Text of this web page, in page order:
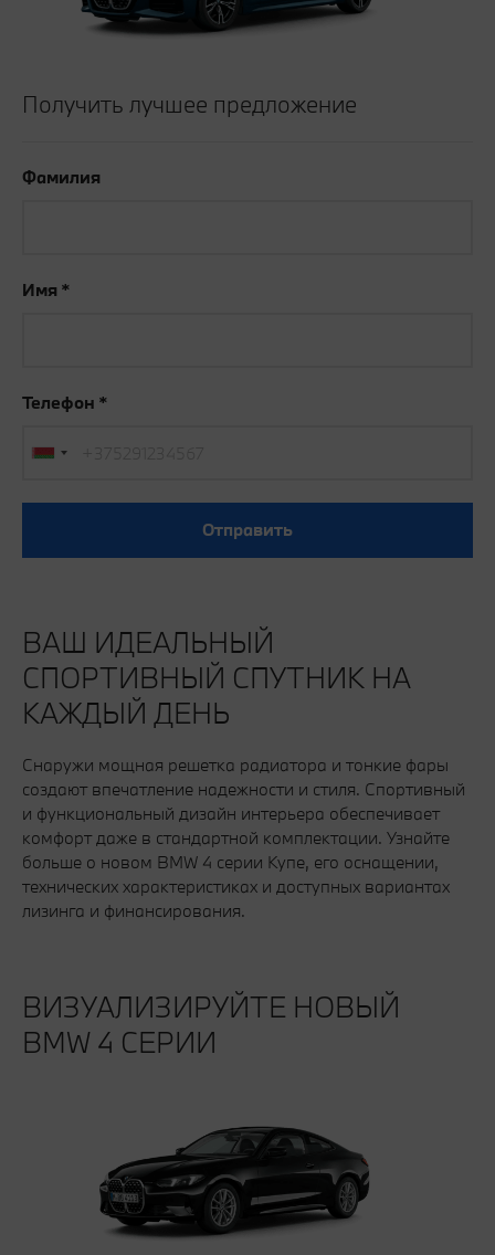
Получить лучшее предложение
Фамилия
Имя
Телефон
Отправить
ВАШ ИДЕАЛЬНЫЙ
СПОРТИВНЫЙ СПУТНИК НА
КАЖДЫЙ ДЕНЬ
Снаружи мощная решетка радиатора и тонкие фары
создают впечатление надежности и стиля. Спортивный
и функциональный дизайн интерьера обеспечивает
комфорт даже в стандартной комплектации. Узнайте
больше о новом BMW 4 серии Купе, его оснащении,
технических характеристиках и доступных вариантах
лизинга и финансирования.
ВИЗУАЛИЗИРУЙТЕ НОВЫЙ
BMW 4 СЕРИИ